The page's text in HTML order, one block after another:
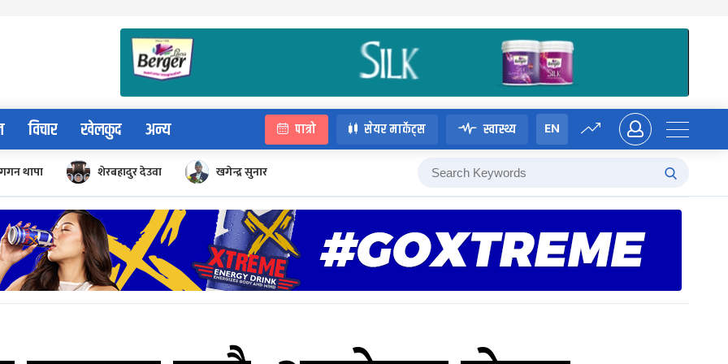
विचार खेलकुद अन्य पात्रो सेयर मार्केट्स स्वास्थ्य EN
गगन थापा शेरबहादुर देउवा खगेन्द्र सुनार